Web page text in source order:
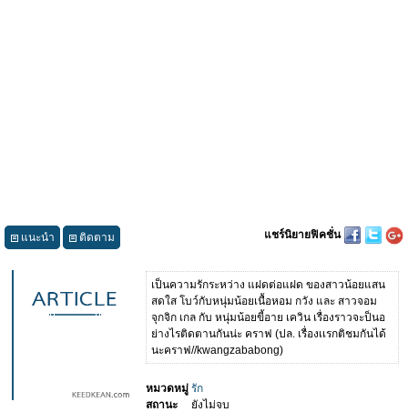
แนะนำ ติดตาม แชร์นิยายฟิคชั่น
เป็นความรักระหว่าง แฝดต่อแฝด ของสาวน้อยแสน
สดใส โบว์กับหนุ่มน้อยเนื้อหอม กวัง และ สาวจอม
จุกจิก เกล กับ หนุ่มน้อยขี้อาย เควิน เรื่องราวจะป็นอ
ย่างไรติดตานกันน่ะ คราฟ (ปล. เรื่องเเรกติชมกันได้
นะคราฟ//kwangzababong)
หมวดหมู่ รัก
สถานะ
ยังไม่จบ